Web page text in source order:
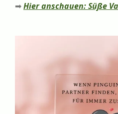
➡Hier anschauen: Süße